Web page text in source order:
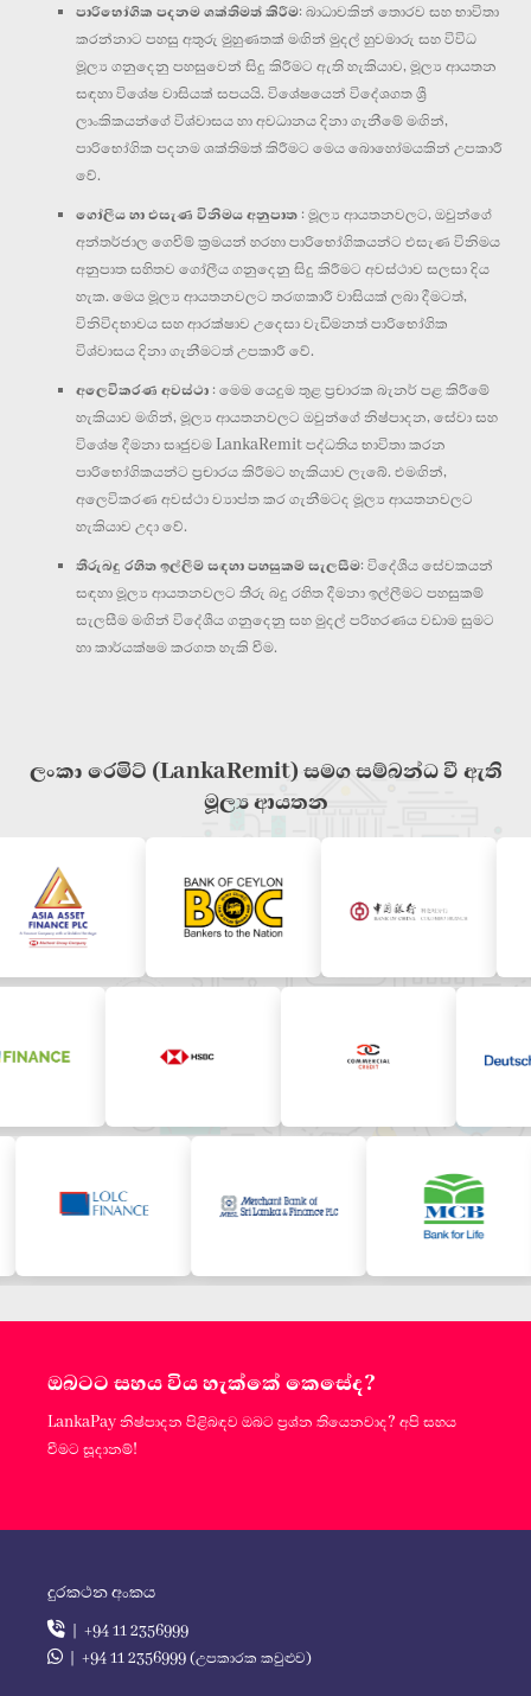
පාරිභෝගික පදනම ශක්තිමත් කිරීම: බාධාවකින් තොරව සහ භාවිතා
කරන්නාට පහසු අතුරු මුහුණතක් මඟින් මුදල් හුවමාරු සහ විවිධ
මූල්‍ය ගනුදෙනු පහසුවෙන් සිදු කිරීමට ඇති හැකියාව, මූල්‍ය ආයතන
සඳහා විශේෂ වාසියක් සපයයි. විශේෂයෙන් විදේශගත ශ්‍රී
ලාංකිකයන්ගේ විශ්වාසය හා අවධානය දිනා ගැනීමේ මඟින්,
පාරිභෝගික පදනම ශක්තිමත් කිරීමට මෙය බොහෝමයකින් උපකාරී
වේ.
ගෝලීය හා එසැණ විනිමය අනුපාත : මූල්‍ය ආයතනවලට, ඔවුන්ගේ
අන්තර්ජාල ගෙවීම් ක්‍රමයන් හරහා පාරිභෝගිකයන්ට එසැණ විනිමය
අනුපාත සහිතව ගෝලීය ගනුදෙනු සිදු කිරීමට අවස්ථාව සලසා දිය
හැක. මෙය මූල්‍ය ආයතනවලට තරඟකාරී වාසියක් ලබා දීමටත්,
විනිවිදභාවය සහ ආරක්ෂාව උදෙසා වැඩිමනත් පාරිභෝගික
විශ්වාසය දිනා ගැනීමටත් උපකාරී වේ.
අලෙවිකරණ අවස්ථා : මෙම යෙදුම තුළ ප්‍රචාරක බැනර් පළ කිරීමේ
හැකියාව මඟින්, මූල්‍ය ආයතනවලට ඔවුන්ගේ නිෂ්පාදන, සේවා සහ
විශේෂ දීමනා සෘජුවම LankaRemit පද්ධතිය භාවිතා කරන
පාරිභෝගිකයන්ට ප්‍රචාරය කිරීමට හැකියාව ලැබේ. එමඟින්,
අලෙවිකරණ අවස්ථා ව්‍යාප්ත කර ගැනීමටද මූල්‍ය ආයතනවලට
හැකියාව උදා වේ.
තීරුබදු රහිත ඉල්ලීම් සඳහා පහසුකම් සැලසීම: විදේශීය සේවකයන්
සඳහා මූල්‍ය ආයතනවලට තීරු බදු රහිත දීමනා ඉල්ලීමට පහසුකම්
සැලසීම මඟින් විදේශීය ගනුදෙනු සහ මුදල් පරිහරණය වඩාම සුමට
හා කාර්යක්ෂම කරගත හැකි වීම.
ලංකා රෙමිට් (LankaRemit) සමග සම්බන්ධ වී ඇති
මූල්‍ය ආයතන
ඔබටට සහය විය හැක්කේ කෙසේද?
LankaPay නිෂ්පාදන පිළිබඳව ඔබට ප්‍රශ්න තියෙනවාද? අපි සහය
වීමට සූදානම්!
දුරකථන අංකය
| +94 11 2356999
| +94 11 2356999 (උපකාරක කවුළුව)